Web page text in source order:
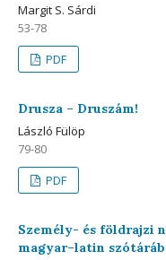
Margit S. Sárdi
53-78
PDF
Drusza – Druszám!
László Fülöp
79-80
PDF
Személy- és földrajzi
magyar–latin